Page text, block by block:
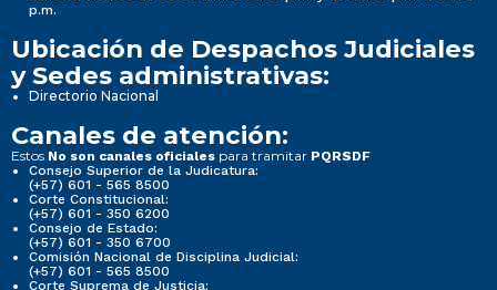
p.m.
Ubicación de Despachos Judiciales
y Sedes administrativas:
Directorio Nacional
Canales de atención:
Estos No son canales oficiales para tramitar PQRSDF
Consejo Superior de la Judicatura:
(+57) 601 - 565 8500
Corte Constitucional:
(+57) 601 - 350 6200
Consejo de Estado:
(+57) 601 - 350 6700
Comisión Nacional de Disciplina Judicial:
(+57) 601 - 565 8500
Corte Suprema de Justicia: